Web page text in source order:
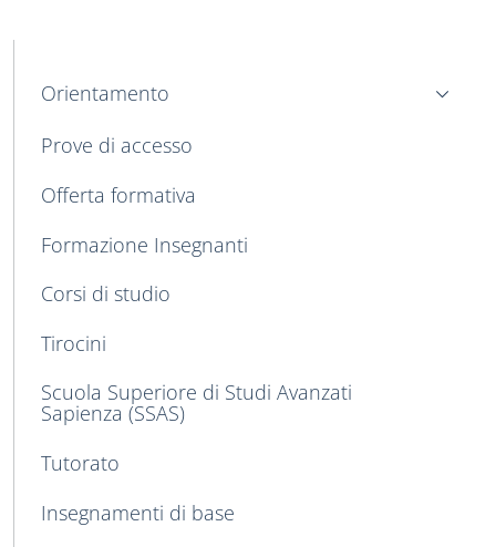
MAIN NAVIGATION
Orientamento
Prove di accesso
Offerta formativa
Formazione Insegnanti
Corsi di studio
Tirocini
Scuola Superiore di Studi Avanzati
Sapienza (SSAS)
Tutorato
Insegnamenti di base